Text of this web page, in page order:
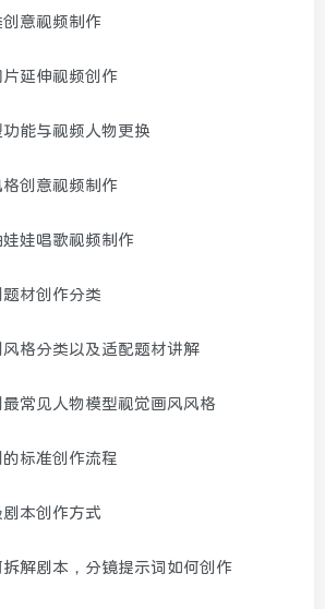
意视频制作
延伸视频创作
能与视频人物更换
创意视频制作
娃唱歌视频制作
材创作分类
格分类以及适配题材讲解
常见人物模型视觉画风风格
标准创作流程
本创作方式
解剧本，分镜提示词如何创作